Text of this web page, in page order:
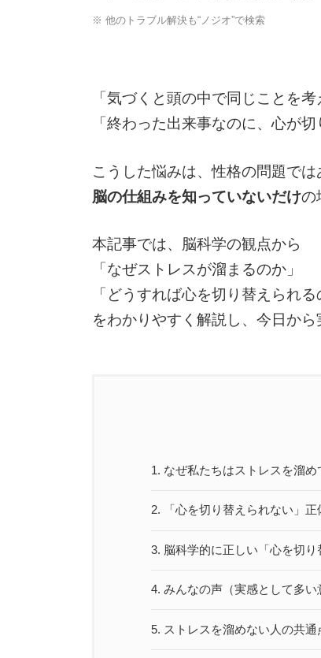
※ 他のトラブル解決も“ノジオ”で検索
「気づくと頭の中で同じことを考
「終わった出来事なのに、心が切
こうした悩みは、性格の問題では
脳の仕組みを知っていないだけの
本記事では、脳科学の観点から
「なぜストレスが溜まるのか」
「どうすれば心を切り替えられる
をわかりやすく解説し、今日から
1. なぜ私たちはストレスを溜め
2. 「心を切り替えられない」正
3. 脳科学的に正しい「心を切り
4. みんなの声（実感として多い
5. ストレスを溜めない人の共通